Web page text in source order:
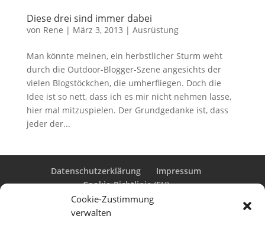
Cookie-Zustimmung
verwalten
Diese drei sind immer dabei
von Rene | März 3, 2013 | Ausrüstung
Man könnte meinen, ein herbstlicher Sturm weht
durch die Outdoor-Blogger-Szene angesichts der
vielen Blogstöckchen, die umherfliegen. Doch die
Idee ist so nett, dass ich es mir nicht nehmen lasse,
hier mal mitzuspielen. Der Grundgedanke ist, dass
jeder der...
Datenschutzerklärung
Impressum
Cookie-Richtlinie (EU)